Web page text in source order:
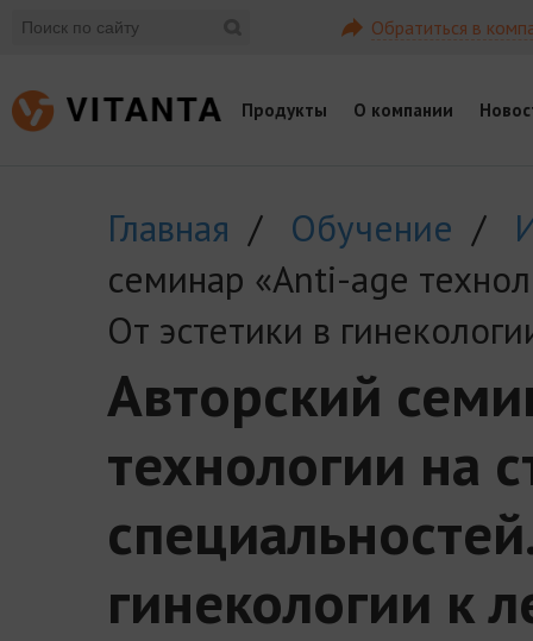
Обратиться в
Продукты О компании
Главная / Обучение /
семинар «Anti-age
От эстетики в
Авторский
технологии на
гинекологии к